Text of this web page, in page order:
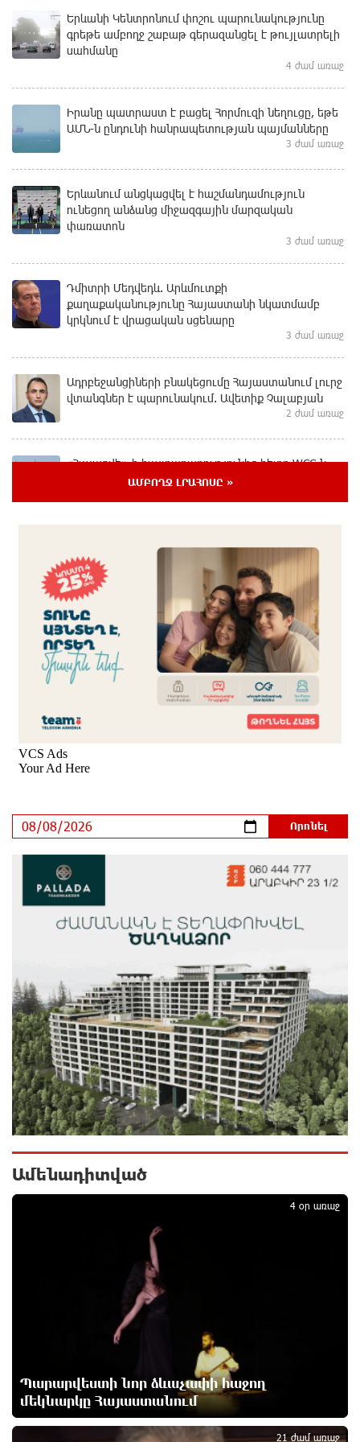
Երևանի Կենտրոնում փոշու պարունակությունը
գրեթե ամբողջ շաբաթ գերազանցել է թույլատրելի
սահմանը
4 ժամ առաջ
Իրանը պատրաստ է բացել Հորմուզի նեղուցը, եթե
ԱՄՆ-ն ընդունի հանրապետության պայմանները
3 ժամ առաջ
Երևանում անցկացվել է հաշմանդամություն
ունեցող անձանց միջազգային մարզական
փառատոն
3 ժամ առաջ
Դմիտրի Մեդվեդև. Արևմուտքի
քաղաքականությունը Հայաստանի նկատմամբ
կրկնում է վրացական սցենարը
3 ժամ առաջ
Ադրբեջանցիների բնակեցումը Հայաստանում լուրջ
վտանգներ է պարունակում. Ավետիք Չալաբյան
2 ժամ առաջ
«Հայաքվե»-ի հայտարարությունից հետո WCC-ն
արձագանքել է Հայ Եկեղեցու շուրջ ստեղծված
«Շտապ հաստատեք քարտի տվյալները»․ IDBank-ը
զգուշացնում է հյուրանոցների ամրագրման հետ
կապված զեղծարարությունների մասին
2 ժամ առաջ
Մհեր Անանյանն ընդգրկվել է Յունիբանկի
Վարչության կազմում
մեկ ժամ առաջ
«Սմայլ Սվիթ»-ի զարգացման ճանապարհը
Կոնվերս Բանկի գործընկերությամբ
Ինչպես է ՔՊ-ն «հարգում» ժողովրդի քվեն.
Մարիաննա Ղահրամանյան
Ընդդիմությունը պետք է օր առաջ համախմբվի այս
ծանր իրավիճակից դուրս գալու համար. Արմեն
Մանվելյան
Դուք ու ձեր անտաղանդ շոուները ոչ ավելին են,
քան անհաջող ու չստացված դերասանի թատրոն.
Աննա Կոստանյան
18 րոպե առաջ
Միայն հանրային մեծ աջակցության պարագայում
ընդդիմությունը կկարողանա օրակարգ թելադրել.
Արեգ Սավգուլյան
27 րոպե առաջ
«ՀայաՔվեի» տարածքային գրասենյակները
շարունակում են կահավորվել Ավետիք Չալաբյանի
ազատ արձակումը պահանջող պաստառներով
Երկուսը մեկում. Բրիտանացի ֆերմերները
համատեղում են արևային վահանակները
ոչխարների հետ մեկ դաշտում, և դա աշխատում է
Սաուդյան Արաբիան, Թուրքիան և Պակիստանը
համատեղ պաշտպանության մասին
համաձայնագիր են կնքել. Արտակ Զաքարյան
ԱՄԲՈՂՋ ԼՐԱՀՈՍԸ »
Ամենադիտված
Պարարվեստի նոր ձևաչափի հաջող
մեկնարկը Հայաստանում
4 օր առաջ
1
21 ժամ առաջ